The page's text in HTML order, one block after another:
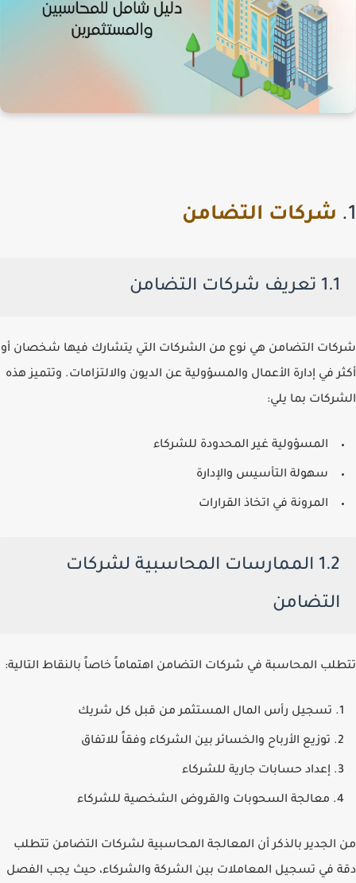
1. شركات التضامن
1.1 تعريف شركات التضامن
شركات التضامن هي نوع من الشركات التي يتشارك فيها شخصان أو
أكثر في إدارة الأعمال والمسؤولية عن الديون والالتزامات. وتتميز هذه
الشركات بما يلي:
المسؤولية غير المحدودة للشركاء
سهولة التأسيس والإدارة
المرونة في اتخاذ القرارات
1.2 الممارسات المحاسبية لشركات
التضامن
تتطلب المحاسبة في شركات التضامن اهتماماً خاصاً بالنقاط التالية:
تسجيل رأس المال المستثمر من قبل كل شريك
توزيع الأرباح والخسائر بين الشركاء وفقاً للاتفاق
إعداد حسابات جارية للشركاء
معالجة السحوبات والقروض الشخصية للشركاء
من الجدير بالذكر أن المعالجة المحاسبية لشركات التضامن تتطلب
دقة في تسجيل المعاملات بين الشركة والشركاء، حيث يجب الفصل